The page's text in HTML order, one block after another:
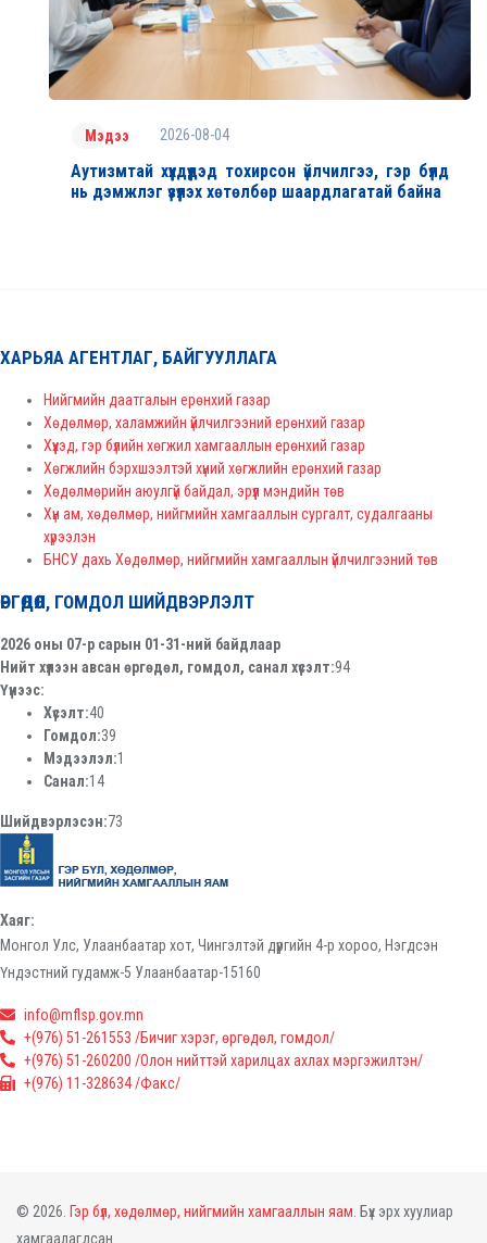
Мэдээ 2026-08-04
Аутизмтай хүүхдүүдэд тохирсон үйлчилгээ, гэр бүлд
нь дэмжлэг үзүүлэх хөтөлбөр шаардлагатай байна
ХАРЬЯА АГЕНТЛАГ, БАЙГУУЛЛАГА
Нийгмийн даатгалын ерөнхий газар
Хөдөлмөр, халамжийн үйлчилгээний ерөнхий газар
Хүүхэд, гэр бүлийн хөгжил хамгааллын ерөнхий газар
Хөгжлийн бэрхшээлтэй хүний хөгжлийн ерөнхий газар
Хөдөлмөрийн аюулгүй байдал, эрүүл мэндийн төв
Хүн ам, хөдөлмөр, нийгмийн хамгааллын сургалт, судалгааны
хүрээлэн
БНСУ дахь Хөдөлмөр, нийгмийн хамгааллын үйлчилгээний төв
ӨРГӨДӨЛ, ГОМДОЛ ШИЙДВЭРЛЭЛТ
2026 оны 07-р сарын 01-31-ний байдлаар
Нийт хүлээн авсан өргөдөл, гомдол, санал хүсэлт:94
Үүнээс:
Хүсэлт:40
Гомдол:39
Мэдээлэл:1
Санал:14
Шийдвэрлэсэн:73
Хаяг:
Монгол Улс, Улаанбаатар хот, Чингэлтэй дүүргийн 4-р хороо, Нэгдсэн
Үндэстний гудамж-5 Улаанбаатар-15160
info@mflsp.gov.mn
+(976) 51-261553 /Бичиг хэрэг, өргөдөл, гомдол/
+(976) 51-260200 /Олон нийттэй харилцах ахлах мэргэжилтэн/
+(976) 11-328634 /Факс/
© 2026. Гэр бүл, хөдөлмөр, нийгмийн хамгааллын яам. Бүх эрх хуулиар
хамгаалагдсан.